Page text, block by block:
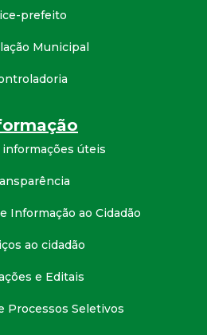
prefeito
Municipal
informações úteis
Informação ao Cidadão
ao cidadão
e Editais
Processos Seletivos